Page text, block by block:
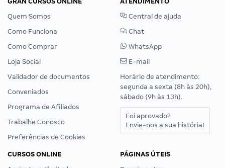
Quem Somos
Como Funciona
Como Comprar
Loja Social
Validador de documentos
Conveniados
Programa de Afiliados
Trabalhe Conosco
Preferências de Cookies
Central de ajuda
Chat
WhatsApp
E-mail
Horário de atendimento:
segunda a sexta (8h às 20h),
sábado (9h às 13h).
Foi aprovado?
Envie-nos a sua história!
CURSOS ONLINE
PÁGINAS ÚTEIS